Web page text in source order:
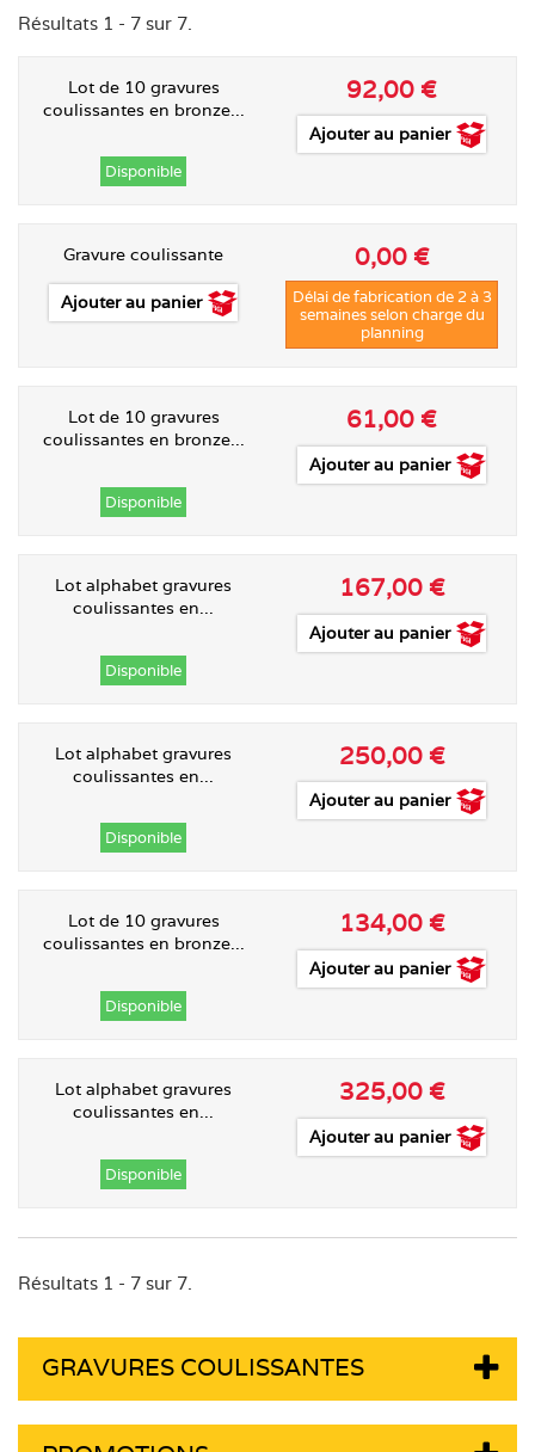
Résultats 1 - 7 sur 7.
Lot de 10 gravures
coulissantes en bronze...
92,00 €
Ajouter au panier
Disponible
Gravure coulissante 0,00 €
Ajouter au panier
Délai de fabrication de 2 à 3
semaines selon charge du
planning
Lot de 10 gravures
coulissantes en bronze...
61,00 €
Ajouter au panier
Disponible
Lot alphabet gravures
coulissantes en...
167,00 €
Ajouter au panier
Disponible
Lot alphabet gravures
coulissantes en...
250,00 €
Ajouter au panier
Disponible
Lot de 10 gravures
coulissantes en bronze...
134,00 €
Ajouter au panier
Disponible
Lot alphabet gravures
coulissantes en...
325,00 €
Ajouter au panier
Disponible
Résultats 1 - 7 sur 7.
GRAVURES COULISSANTES